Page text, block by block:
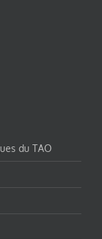
du TAO